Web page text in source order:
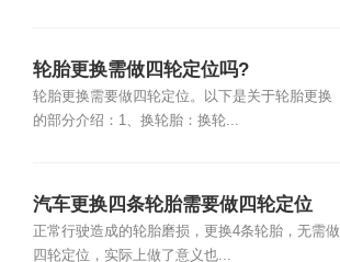
轮胎更换需做四轮定位吗?
轮胎更换需要做四轮定位。以下是关于轮胎更换
的部分介绍：1、换轮胎：换轮...
汽车更换四条轮胎需要做四轮定位
吗？
正常行驶造成的轮胎磨损，更换4条轮胎，无需做
四轮定位，实际上做了意义也...